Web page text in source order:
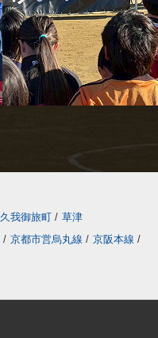
久我御旅町 / 草津
/ 京都市営烏丸線 / 京阪本線 /